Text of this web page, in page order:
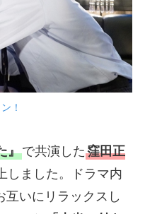
！
』で共演した窪田正
しました。ドラマ内
互いにリラックスし